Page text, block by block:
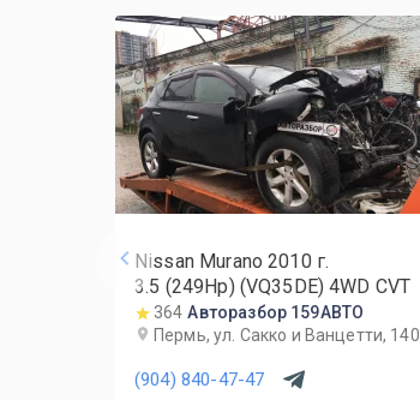
Nissan Murano 2010г.
3.5 (249Hp) (VQ35DE) 4WD CVT
364 Авторазбор 159АВТО
Пермь, ул. Сакко и Ванцетти, 140
(904) 840-47-47